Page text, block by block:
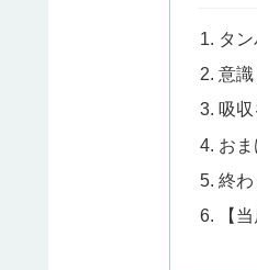
タ
意
吸
お
終わ
【